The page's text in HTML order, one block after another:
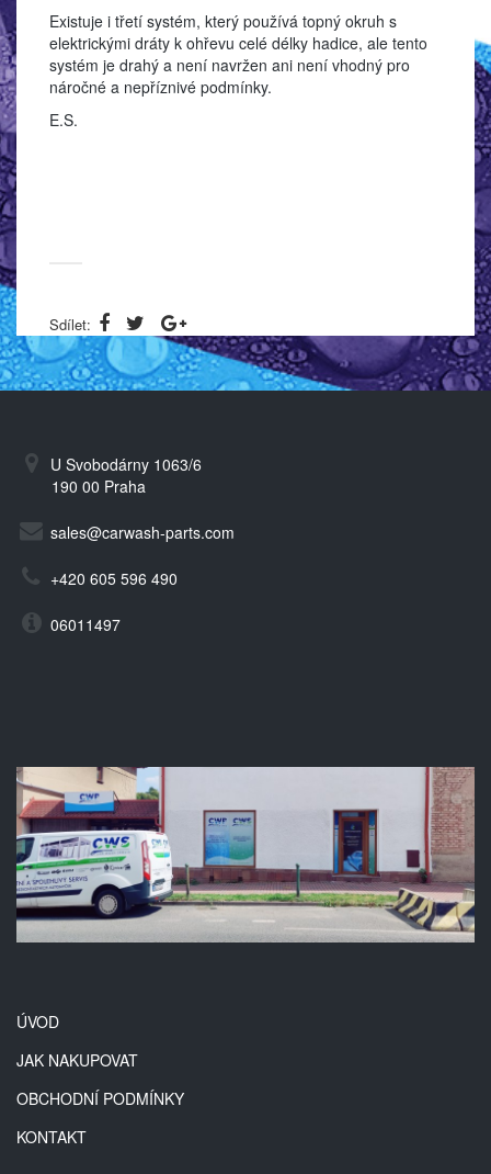
Existuje i třetí systém, který používá topný okruh s
elektrickými dráty k ohřevu celé délky hadice, ale tento
systém je drahý a není navržen ani není vhodný pro
náročné a nepříznivé podmínky.
E.S.
Sdílet:
U Svobodárny 1063/6
190 00 Praha
sales@carwash-parts.com
+420 605 596 490
06011497
ÚVOD
JAK NAKUPOVAT
OBCHODNÍ PODMÍNKY
KONTAKT